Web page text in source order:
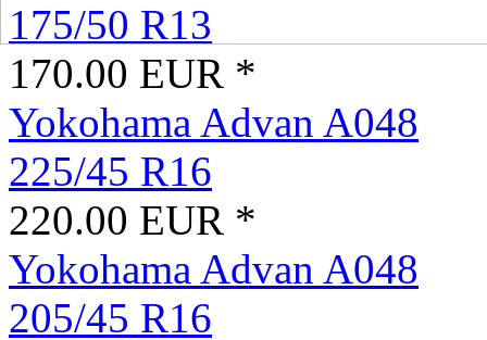
175/50 R13
170.00 EUR *
Yokohama Advan A048
225/45 R16
220.00 EUR *
Yokohama Advan A048
205/45 R16